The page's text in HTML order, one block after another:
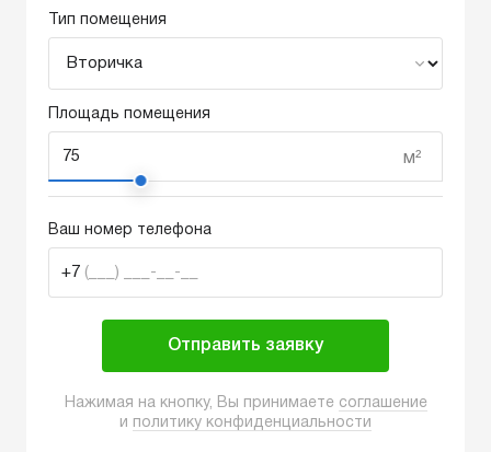
Тип помещения
Площадь помещения
м²
Ваш номер телефона
+7 (___) ___-__-__
Отправить заявку
Нажимая на кнопку, Вы принимаете соглашение
и политику конфиденциальности